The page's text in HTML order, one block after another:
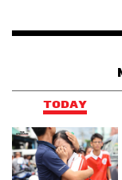
ด้าน นราธิป วิรุฬห์
บริษัท เจ มาร์ท โม
เครือ บมจ.เจ มาร์
กระทบกับกลุ่มธุรกิจ
ทางขายหลักจะไม่ส
ช่องทางออนไลน์ขึ้
TODAY